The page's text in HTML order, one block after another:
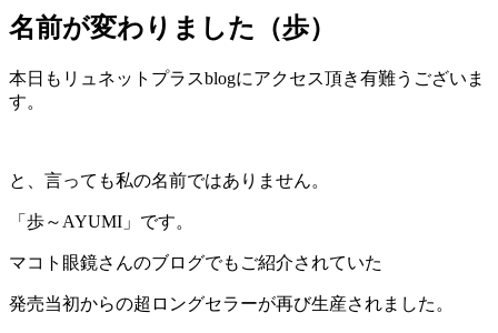
名前が変わりました（歩）
本日もリュネットプラスblogにアクセス頂き有難うございま
す。
と、言っても私の名前ではありません。
「歩～AYUMI」です。
マコト眼鏡さんのブログでもご紹介されていた
発売当初からの超ロングセラーが再び生産されました。